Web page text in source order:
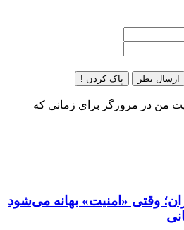
ارسال نظر پاک کردن !
من در مرورگر برای زمانی که
وقتی «امنیت» بهانه می‌شود